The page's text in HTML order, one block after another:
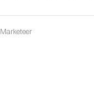
Marketeer